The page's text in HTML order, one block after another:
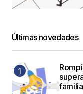
Últimas novedades